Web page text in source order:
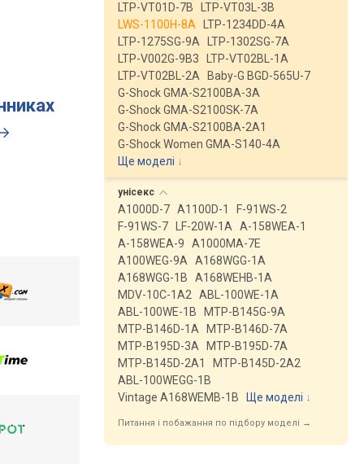
LTP-VT01D-7B
LTP-VT03L-3B
LWS-1100H-8A
LTP-1234DD-4A
LTP-1275SG-9A
LTP-1302SG-7A
LTP-V002G-9B3
LTP-VT02BL-1A
LTP-VT02BL-2A
Baby-G BGD-565U-7
G-Shock GMA-S2100BA-3A
G-Shock GMA-S2100SK-7A
G-Shock GMA-S2100BA-2A1
G-Shock Women GMA-S140-4A
Ще моделі ↓
унісекс
A1000D-7 A1100D-1
F-91WS-2
F-91WS-7
LF-20W-1A
A-158WEA-1
A-158WEA-9
A1000MA-7E
A100WEG-9A
A168WGG-1A
A168WGG-1B
A168WEHB-1A
MDV-10C-1A2
ABL-100WE-1A
ABL-100WE-1B
MTP-B145G-9A
MTP-B146D-1A
MTP-B146D-7A
MTP-B195D-3A
MTP-B195D-7A
MTP-B145D-2A1
MTP-B145D-2A2
ABL-100WEGG-1B
Vintage A168WEMB-1B
Ще моделі ↓
Питання і побажання по підбору моделі →